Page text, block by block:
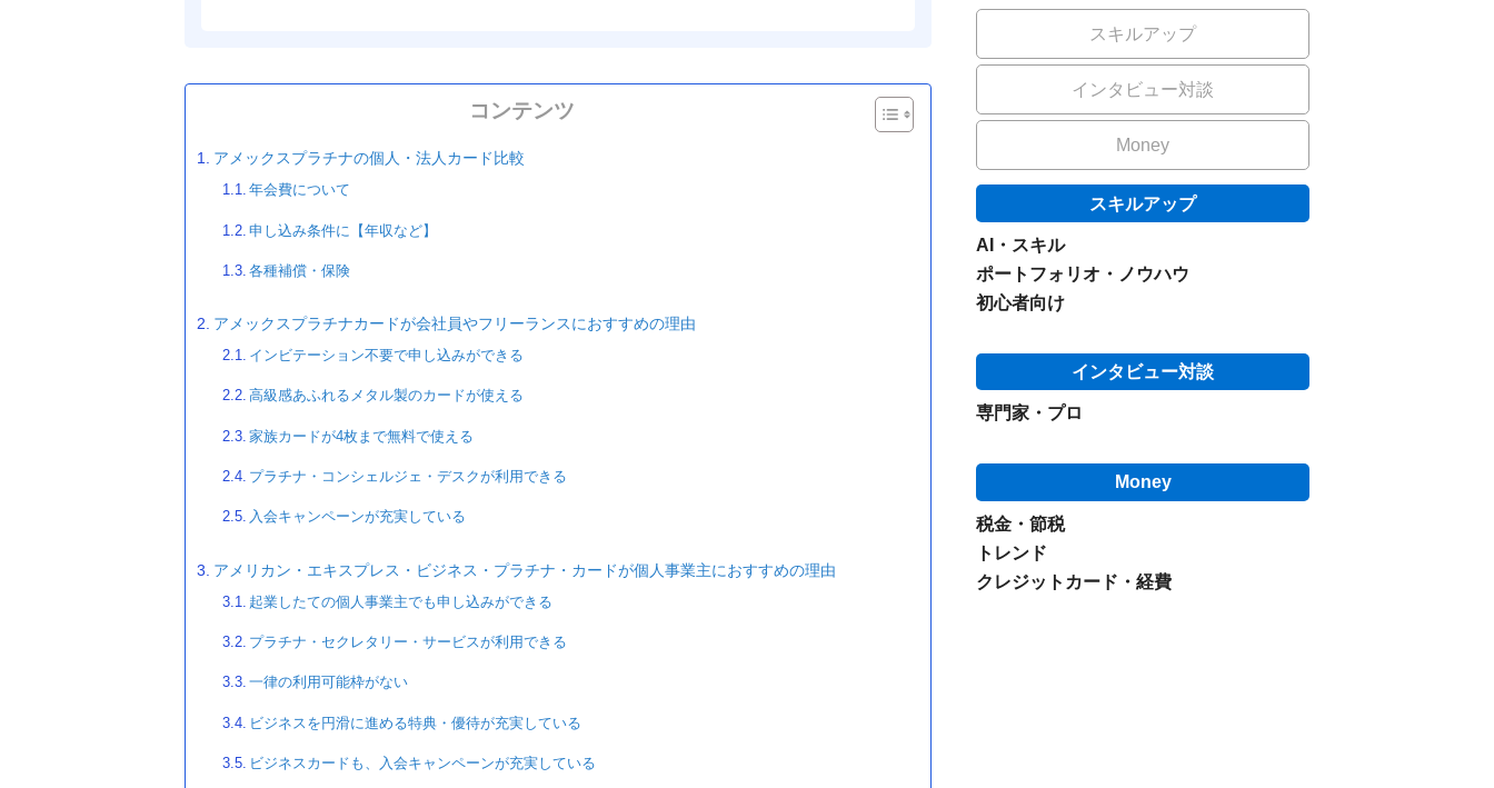
コンテンツ
アメックスプラチナの個人・法人カード比較
年会費について
申し込み条件に【年収など】
各種補償・保険
アメックスプラチナカードが会社員やフリーランスにおすすめの理由
インビテーション不要で申し込みができる
高級感あふれるメタル製のカードが使える
家族カードが4枚まで無料で使える
プラチナ・コンシェルジェ・デスクが利用できる
入会キャンペーンが充実している
アメリカン・エキスプレス・ビジネス・プラチナ・カードが個人事業主におすすめの理由
起業したての個人事業主でも申し込みができる
プラチナ・セクレタリー・サービスが利用できる
一律の利用可能枠がない
ビジネスを円滑に進める特典・優待が充実している
ビジネスカードも、入会キャンペーンが充実している
スキルアップ
インタビュー対談
Money
スキルアップ
AI・スキル
ポートフォリオ・ノウハウ
初心者向け
インタビュー対談
専門家・プロ
Money
税金・節税
トレンド
クレジットカード・経費